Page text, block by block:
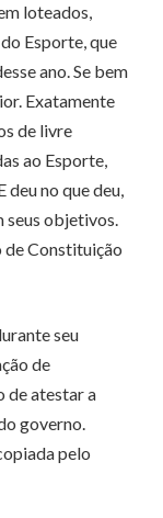
loteados,
Esporte, que
ano. Se bem
Exatamente
de livre
ao Esporte,
deu no que deu,
seus objetivos.
de Constituição
seu
de
de atestar a
governo.
pelo